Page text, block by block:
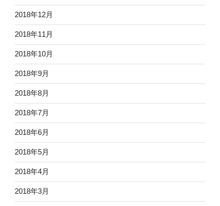
2018年12月
2018年11月
2018年10月
2018年9月
2018年8月
2018年7月
2018年6月
2018年5月
2018年4月
2018年3月